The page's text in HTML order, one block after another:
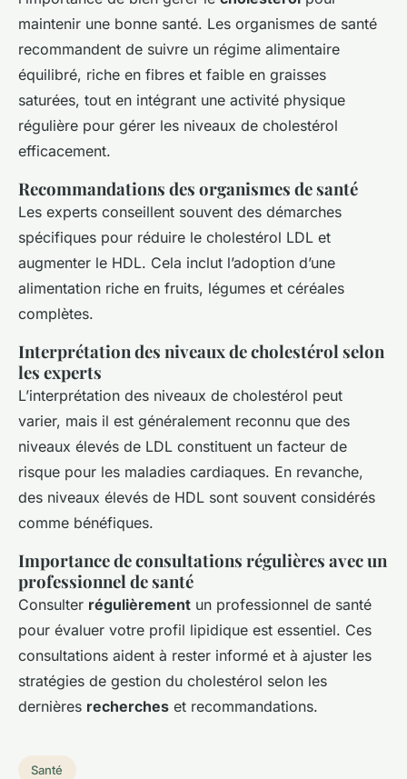
maintenir une bonne santé. Les organismes de santé
recommandent de suivre un régime alimentaire
équilibré, riche en fibres et faible en graisses
saturées, tout en intégrant une activité physique
régulière pour gérer les niveaux de cholestérol
efficacement.
Recommandations des organismes de santé
Les experts conseillent souvent des démarches
spécifiques pour réduire le cholestérol LDL et
augmenter le HDL. Cela inclut l’adoption d’une
alimentation riche en fruits, légumes et céréales
complètes.
Interprétation des niveaux de cholestérol selon
les experts
L’interprétation des niveaux de cholestérol peut
varier, mais il est généralement reconnu que des
niveaux élevés de LDL constituent un facteur de
risque pour les maladies cardiaques. En revanche,
des niveaux élevés de HDL sont souvent considérés
comme bénéfiques.
Importance de consultations régulières avec un
professionnel de santé
Consulter régulièrement un professionnel de santé
pour évaluer votre profil lipidique est essentiel. Ces
consultations aident à rester informé et à ajuster les
stratégies de gestion du cholestérol selon les
dernières recherches et recommandations.
Santé